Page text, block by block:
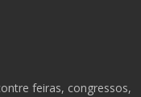
feiras, congressos,